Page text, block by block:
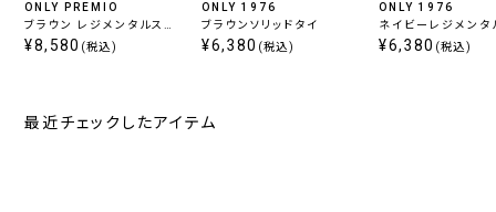
ONLY PREMIO
ブラウン レジメンタルスト
ライプタイ
¥8,580 (税込)
ONLY 1976
ブラウンソリッドタイ
¥6,380 (税込)
ONLY 1976
ネイビーレジメンタ
ライプタイ
¥6,380 (税込)
最近チェックしたアイテム